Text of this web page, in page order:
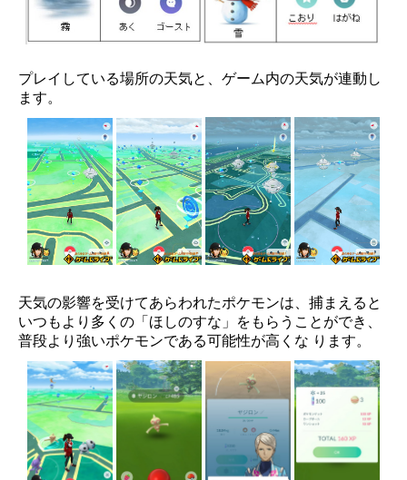
プレイしている場所の天気と、ゲーム内の天気が連動し
ます。
天気の影響を受けてあらわれたポケモンは、捕まえると
いつもより多くの「ほしのすな」をもらうことができ、
普段より強いポケモンである可能性が高くな ります。